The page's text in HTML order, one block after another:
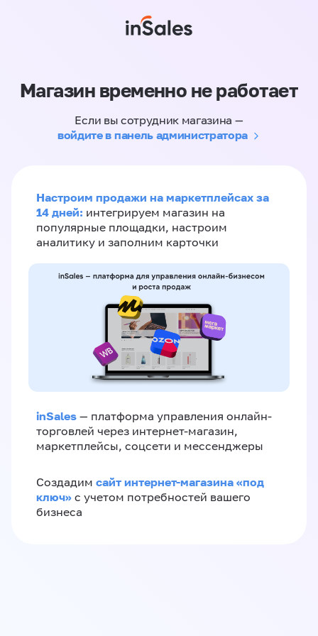
Магазин временно не работает
Если вы сотрудник магазина —
войдите в панель администратора
Настроим продажи на маркетплейсах за
14 дней: интегрируем магазин на
популярные площадки, настроим
аналитику и заполним карточки
inSales — платформа управления онлайн-
торговлей через интернет-магазин,
маркетплейсы, соцсети и мессенджеры
Создадим сайт интернет-магазина «под
ключ» с учетом потребностей вашего
бизнеса